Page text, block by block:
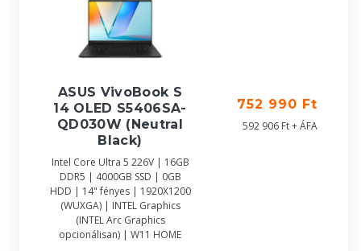
ASUS VivoBook S
14 OLED S5406SA-
QD030W (Neutral
Black)
Intel Core Ultra 5 226V | 16GB
DDR5 | 4000GB SSD | 0GB
HDD | 14" fényes | 1920X1200
(WUXGA) | INTEL Graphics
(INTEL Arc Graphics
opcionálisan) | W11 HOME
752 990 Ft
592 906 Ft + ÁFA